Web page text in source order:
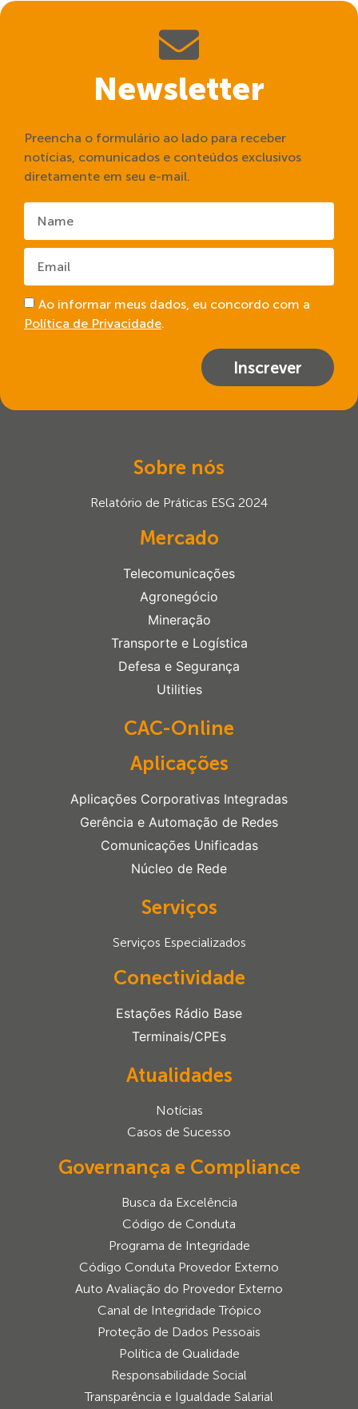
Newsletter
Preencha o formulário ao lado para receber
notícias, comunicados e conteúdos exclusivos
diretamente em seu e-mail.
Ao informar meus dados, eu concordo com a
Política de Privacidade.
Inscrever
Sobre nós
Relatório de Práticas ESG 2024
Mercado
Telecomunicações
Agronegócio
Mineração
Transporte e Logística
Defesa e Segurança
Utilities
CAC-Online
Aplicações
Aplicações Corporativas Integradas
Gerência e Automação de Redes
Comunicações Unificadas
Núcleo de Rede
Serviços
Serviços Especializados
Conectividade
Estações Rádio Base
Terminais/CPEs
Atualidades
Notícias
Casos de Sucesso
Governança e Compliance
Busca da Excelência
Código de Conduta
Programa de Integridade
Código Conduta Provedor Externo
Auto Avaliação do Provedor Externo
Canal de Integridade Trópico
Proteção de Dados Pessoais
Política de Qualidade
Responsabilidade Social
Transparência e Igualdade Salarial